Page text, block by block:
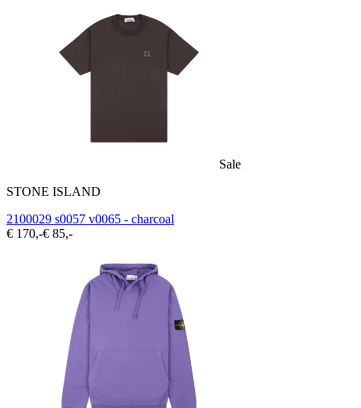
Sale
STONE ISLAND
2100029 s0057 v0065 - charcoal
€ 170,-€ 85,-